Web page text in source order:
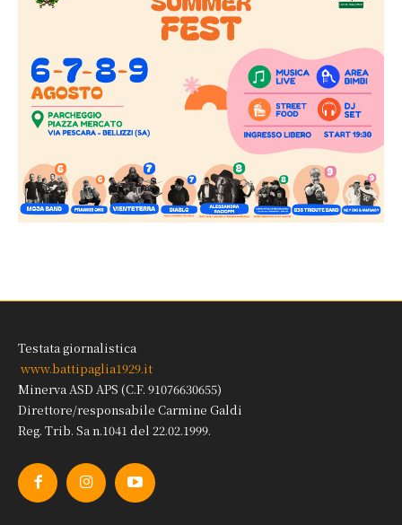
Testata giornalistica
www.battipaglia1929.it
Minerva ASD APS (C.F. 91076630655)
Direttore/responsabile Carmine Galdi
Reg. Trib. Sa n.1041 del 22.02.1999.